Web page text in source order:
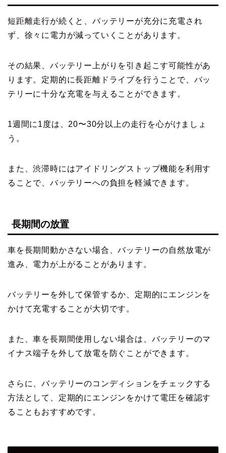
短距離走行が続くと、バッテリーが充分に充電され
ず、徐々に電力が減っていくことがあります。
その結果、バッテリー上がりを引き起こす可能性があ
ります。定期的に長距離ドライブを行うことで、バッ
テリーに十分な充電を与えることができます。
1週間に1度は、20〜30分以上の走行を心がけましょ
う。
また、渋滞時にはアイドリングストップ機能を利用す
ることで、バッテリーへの負担を軽減できます。
長期間の放置
車を長期間動かさない場合、バッテリーの自然放電が
進み、電力が上がることがあります。
バッテリーを外して保管するか、定期的にエンジンを
かけて充電することが大切です。
また、車を長期間使用しない場合は、バッテリーのマ
イナス端子を外して放電を防ぐことができます。
さらに、バッテリーのコンディションをチェックする
方法として、定期的にエンジンをかけて電圧を確認す
ることもおすすめです。